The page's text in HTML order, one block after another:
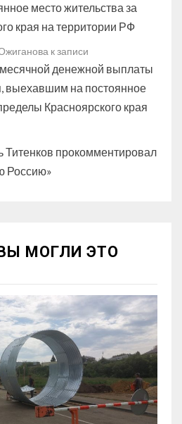
место жительства за
края на территории РФ
к записи
денежной выплаты
выехавшим на постоянное
Красноярского края
Титенков прокомментировал
Россию»
МОГЛИ ЭТО